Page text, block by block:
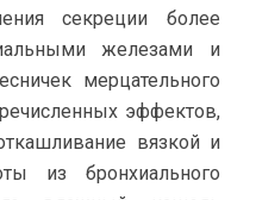
секреции более
железами и
мерцательного
эффектов,
вязкой и
из бронхиального